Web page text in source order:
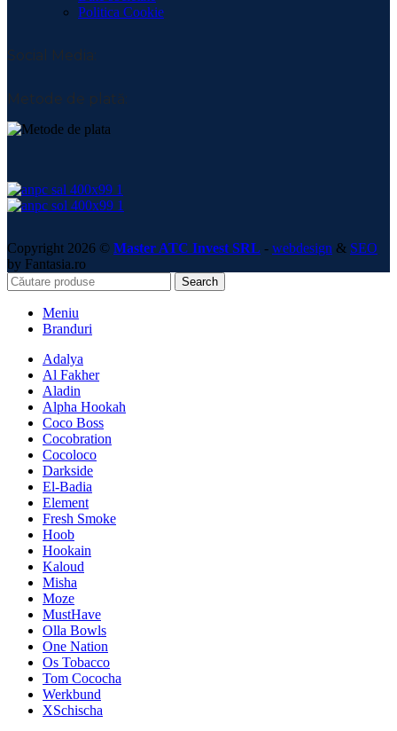
Politica Cookie
Social Media:
Metode de plată:
Copyright 2026 © Master ATC Invest SRL - webdesign & SEO
by Fantasia.ro
Search
Meniu
Branduri
Adalya
Al Fakher
Aladin
Alpha Hookah
Coco Boss
Cocobration
Cocoloco
Darkside
El-Badia
Element
Fresh Smoke
Hoob
Hookain
Kaloud
Misha
Moze
MustHave
Olla Bowls
One Nation
Os Tobacco
Tom Cococha
Werkbund
XSchischa